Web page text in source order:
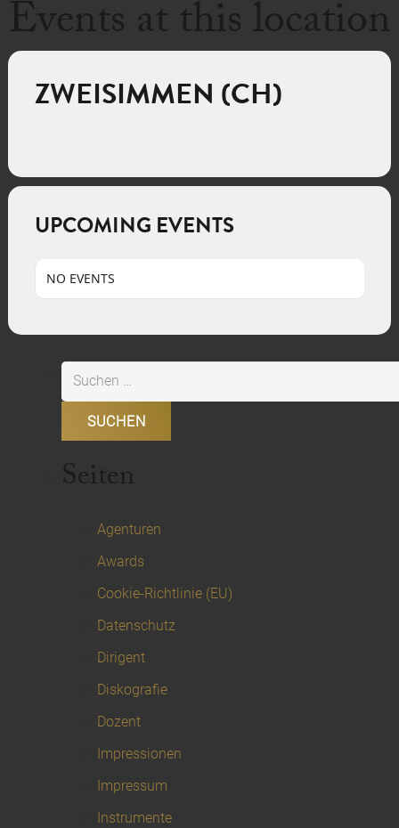
Events at this location
ZWEISIMMEN (CH)
UPCOMING EVENTS
NO EVENTS
Suchen
nach:
Seiten
Agenturen
Awards
Cookie-Richtlinie (EU)
Datenschutz
Dirigent
Diskografie
Dozent
Impressionen
Impressum
Instrumente